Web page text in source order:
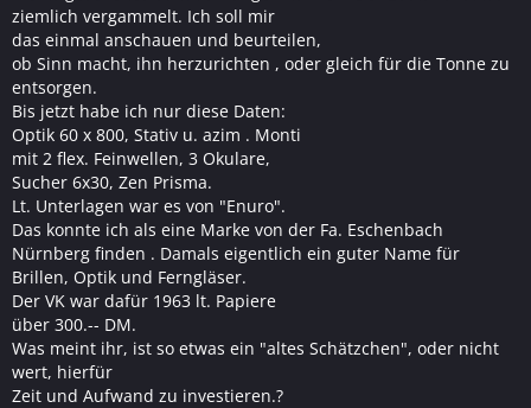
ziemlich vergammelt. Ich soll mir
das einmal anschauen und beurteilen,
ob Sinn macht, ihn herzurichten , oder gleich für die Tonne zu
entsorgen.
Bis jetzt habe ich nur diese Daten:
Optik 60 x 800, Stativ u. azim . Monti
mit 2 flex. Feinwellen, 3 Okulare,
Sucher 6x30, Zen Prisma.
Lt. Unterlagen war es von "Enuro".
Das konnte ich als eine Marke von der Fa. Eschenbach
Nürnberg finden . Damals eigentlich ein guter Name für
Brillen, Optik und Ferngläser.
Der VK war dafür 1963 lt. Papiere
über 300.-- DM.
Was meint ihr, ist so etwas ein "altes Schätzchen", oder nicht
wert, hierfür
Zeit und Aufwand zu investieren.?